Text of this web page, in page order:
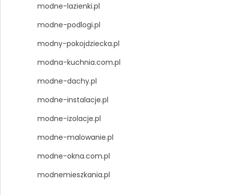
modne-lazienki.pl
modne-podlogi.pl
modny-pokojdziecka.pl
modna-kuchnia.com.pl
modne-dachy.pl
modne-instalacje.pl
modne-izolacje.pl
modne-malowanie.pl
modne-okna.com.pl
modnemieszkania.pl